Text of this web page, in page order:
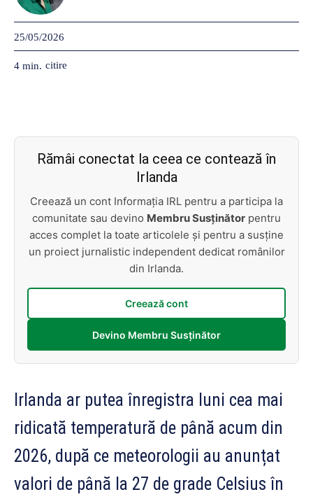
25/05/2026
4 min. citire
Rămâi conectat la ceea ce contează în
Irlanda
Creează un cont Informația IRL pentru a participa la
comunitate sau devino Membru Susținător pentru
acces complet la toate articolele și pentru a susține
un proiect jurnalistic independent dedicat românilor
din Irlanda.
Creează cont
Devino Membru Susținător
Irlanda ar putea înregistra luni cea mai
ridicată temperatură de până acum din
2026, după ce meteorologii au anunțat
valori de până la 27 de grade Celsius în